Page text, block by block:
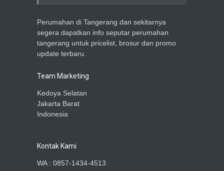
Perumahan di Tangerang dan sekitarnya
segera dapatkan info seputar perumahan
tangerang untuk pricelist, brosur dan promo
update terbaru.
Team Marketing
Kedoya Selatan
Jakarta Barat
Indonesia
Kontak Kami
WA : 0857-1434-4513